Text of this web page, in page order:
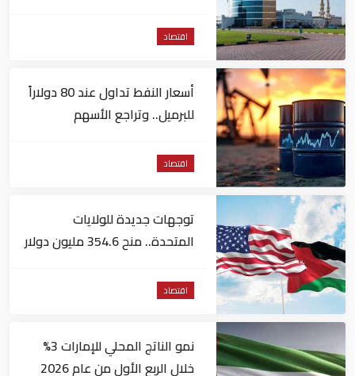
اقتصاد
أسعار النفط تداول عند 80 دولاراً
للبرميل.. وتراجع الأسهم
اقتصاد
توجهات جديدة للولايات
المتحدة.. منح 354.6 مليون دولار
اقتصاد
نمو الناتج المحلي للإمارات 3%
خلال الربع الأول من عام 2026